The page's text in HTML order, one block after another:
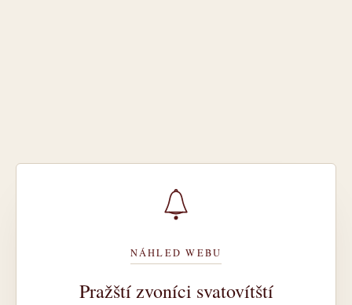
NÁHLED WEBU
Pražští zvoníci svatovítští